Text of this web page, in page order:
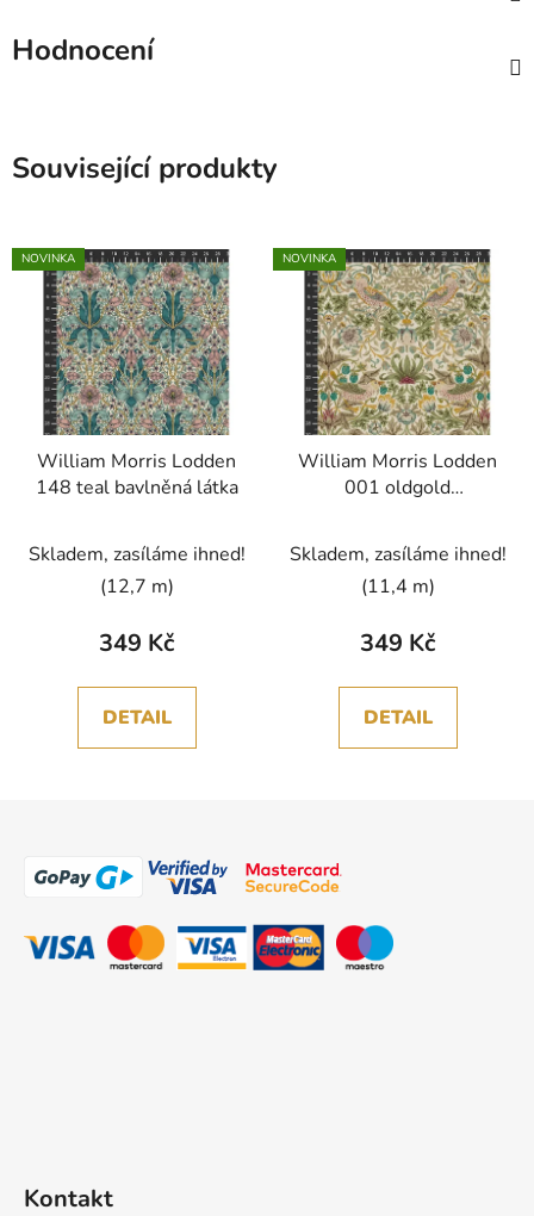
Hodnocení
Související produkty
NOVINKA
William Morris Lodden
148 teal bavlněná látka
Skladem, zasíláme ihned!
(12,7 m)
349 Kč
DETAIL
NOVINKA
William Morris Lodden
001 oldgold
látka
Skladem, zasíláme ihned!
(11,4 m)
349 Kč
DETAIL
Kontakt